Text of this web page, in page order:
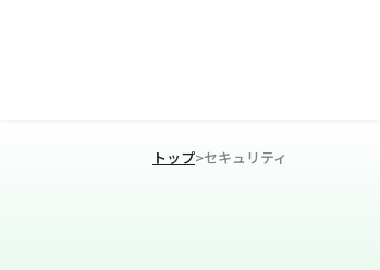
トップ>セキュリティ